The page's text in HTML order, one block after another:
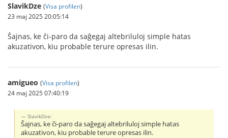
SlavikDze (Visa profilen)
23 maj 2025 20:05:14
Ŝajnas, ke ĉi-paro da saĝegaj altebriluloj simple hatas
akuzativon, kiu probable terure opresas ilin.
amigueo (Visa profilen)
24 maj 2025 07:40:19
SlavikDze:
Ŝajnas, ke ĉi-paro da saĝegaj altebriluloj simple hatas
akuzativon, kiu probable terure opresas ilin.